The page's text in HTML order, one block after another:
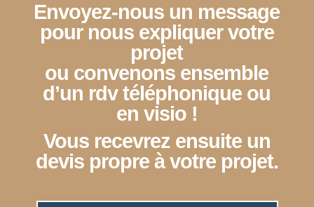
Envoyez-nous un message
pour nous expliquer votre
projet
ou convenons ensemble
d’un rdv téléphonique ou
en visio !
Vous recevrez ensuite un
devis propre à votre projet.